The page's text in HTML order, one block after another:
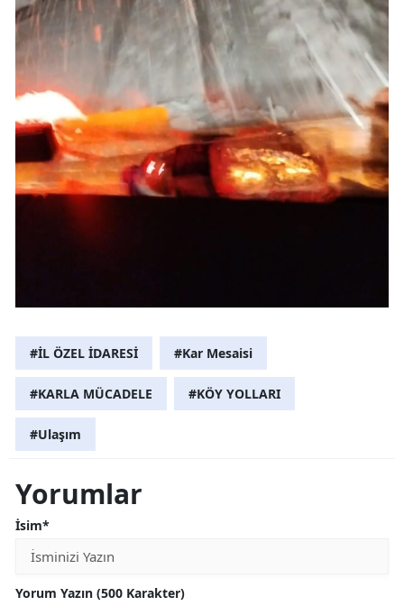
#İL ÖZEL İDARESİ #Kar Mesaisi
#KARLA MÜCADELE #KÖY YOLLARI
#Ulaşım
Yorumlar
İsim*
Yorum Yazın (500 Karakter)